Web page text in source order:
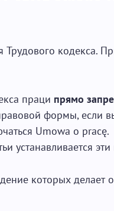
Трудового кодекса.
праци прямо
формы, если
Umowa o pracę.
устанавливается
которых делает